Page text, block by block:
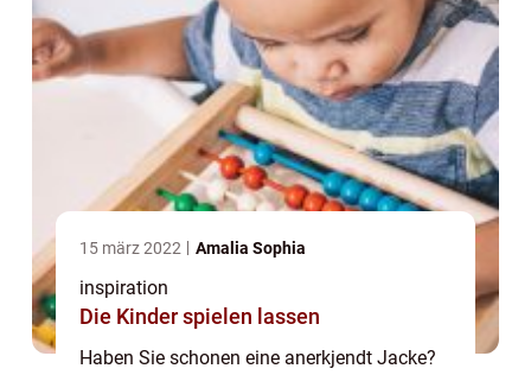
15 märz 2022 Amalia Sophia
inspiration
Die Kinder spielen lassen
Haben Sie schonen eine anerkjendt Jacke?